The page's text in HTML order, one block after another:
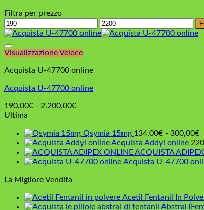
Filtra per prezzo
Prezzo
Min
Prezzo
Max
Visualizzazione Veloce
Acquista U-47700 online
Acquista U-47700 online
190,00€ - 2.200,00€Fascia
da
190,00€
a
2.200,00€
Ultima
Qsymia 15mg 134,00€ - 300,00€
di
Acquista Addyi online
ACQUISTA
Acquista U-47700
La Migliore Vendita
Acetil Fentanil In
Abstral